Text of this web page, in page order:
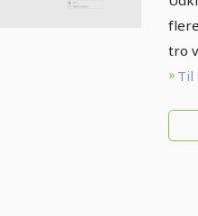
tro
Til